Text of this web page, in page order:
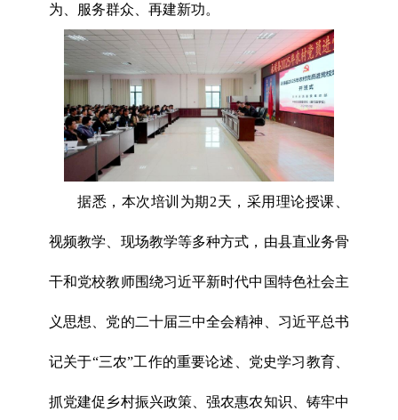
为、服务群众、再建新功。
据悉，本次培训为期2天，采用理论授课、
视频教学、现场教学等多种方式，由县直业务骨
干和党校教师围绕习近平新时代中国特色社会主
义思想、党的二十届三中全会精神、习近平总书
记关于“三农”工作的重要论述、党史学习教育、
抓党建促乡村振兴政策、强农惠农知识、铸牢中